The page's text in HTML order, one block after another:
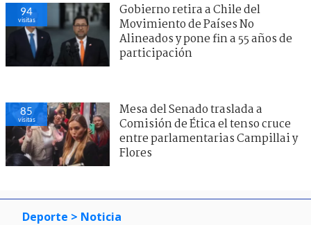
94
visitas
Gobierno retira a Chile del
Movimiento de Países No
Alineados y pone fin a 55 años de
participación
85
visitas
Mesa del Senado traslada a
Comisión de Ética el tenso cruce
entre parlamentarias Campillai y
Flores
Deporte > Noticia